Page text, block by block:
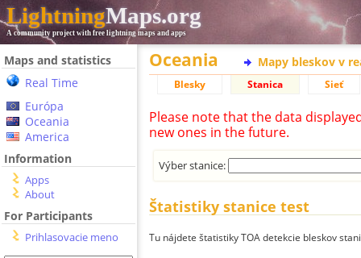
LightningMaps.org
A community project with free lightning maps and apps
Maps and statistics
Real Time
Európa
Oceania
America
Information
Apps
About
For Participants
Prihlasovacie meno
Oceania Mapy bleskov v
Blesky Stanica Sieť
Please note that the data
new ones in the future.
Výber stanice:
Štatistiky stanice test
Tu nájdete štatistiky TOA detekcie bleskov